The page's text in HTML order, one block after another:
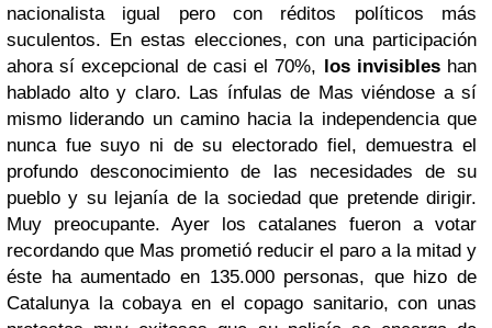
nacionalista igual pero con réditos políticos más
suculentos. En estas elecciones, con una participación
ahora sí excepcional de casi el 70%, los invisibleshan
hablado alto y claro. Las ínfulas de Mas viéndose a sí
mismo liderando un camino hacia la independencia que
nunca fue suyo ni de su electorado fiel, demuestra el
profundo desconocimiento de las necesidades de su
pueblo y su lejanía de la sociedad que pretende dirigir.
Muy preocupante. Ayer los catalanes fueron a votar
recordando que Mas prometió reducir el paro a la mitad y
éste ha aumentado en 135.000 personas, que hizo de
Catalunya la cobaya en el copago sanitario, con unas